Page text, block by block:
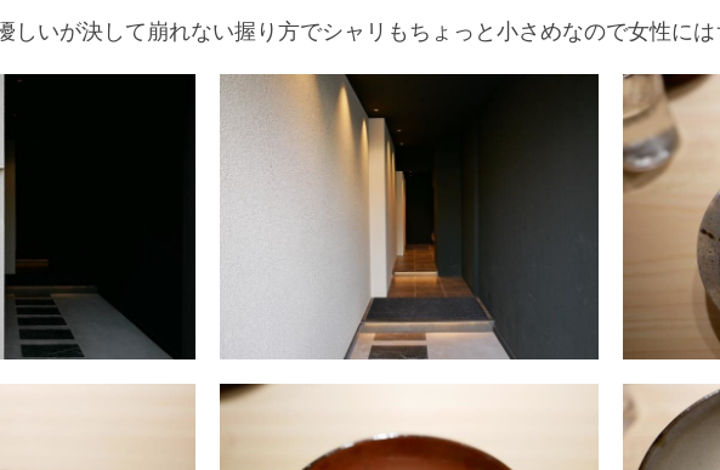
しいが決して崩れない握り方でシャリもちょっと小さめなので女性には